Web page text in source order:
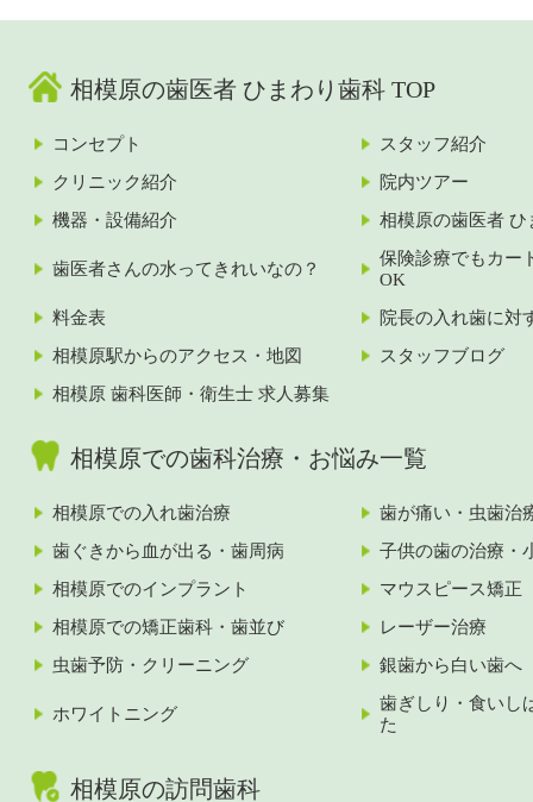
相模原の歯医者 ひまわり歯科 TOP
コンセプト
スタッフ紹介
クリニック紹介
院内ツアー
機器・設備紹介
相模原の歯医者 ひ
歯医者さんの水ってきれいなの？
保険診療でもカー
OK
料金表
院長の入れ歯に対
相模原駅からのアクセス・地図
スタッフブログ
相模原 歯科医師・衛生士 求人募集
相模原での歯科治療・お悩み一覧
相模原での入れ歯治療
歯が痛い・虫歯治
歯ぐきから血が出る・歯周病
子供の歯の治療・
相模原でのインプラント
マウスピース矯正
相模原での矯正歯科・歯並び
レーザー治療
虫歯予防・クリーニング
銀歯から白い歯へ
ホワイトニング
歯ぎしり・食いし
た
相模原の訪問歯科